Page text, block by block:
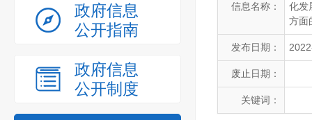
政府信息
公开指南
政府信息
公开制度
信息名称：
化发
方面
发布日期：
废止日期：
关键词：